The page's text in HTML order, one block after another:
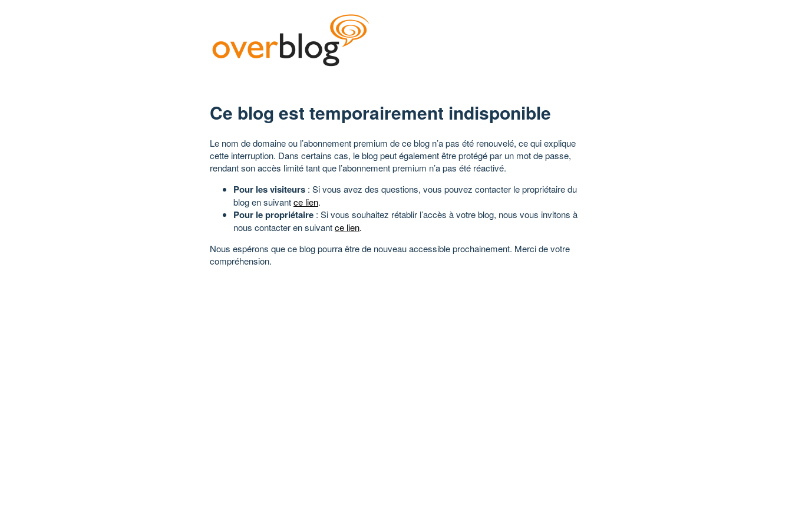
Ce blog est temporairement indisponible
Le nom de domaine ou l’abonnement premium de ce blog n’a pas été renouvelé, ce qui explique
cette interruption. Dans certains cas, le blog peut également être protégé par un mot de passe,
rendant son accès limité tant que l’abonnement premium n’a pas été réactivé.
Pour les visiteurs : Si vous avez des questions, vous pouvez contacter le propriétaire du
blog en suivantce lien.
Pour le propriétaire : Si vous souhaitez rétablir l’accès à votre blog, nous vous invitons à
nous contacter en suivantce lien.
Nous espérons que ce blog pourra être de nouveau accessible prochainement. Merci de votre
compréhension.